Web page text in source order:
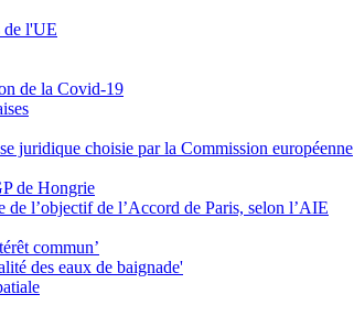
de l'UE
de la Covid-19
juridique choisie par la Commission européenne
de Hongrie
de l’objectif de l’Accord de Paris, selon l’AIE
commun’
des eaux de baignade'